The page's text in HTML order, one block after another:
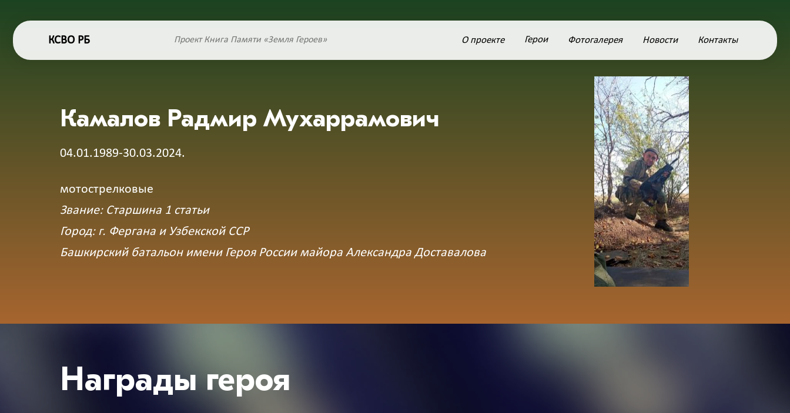
КСВО РБ Проект Книга Памяти «Земля Героев» О проекте Герои Фотогалерея Новости Контакты
Камалов Радмир Мухаррамович
04.01.1989-30.03.2024.
мотострелковые
Звание: Старшина 1 статьи
Город: г. Фергана и Узбекской ССР
Башкирский батальон имени Героя России майора Александра Доставалова
Награды героя